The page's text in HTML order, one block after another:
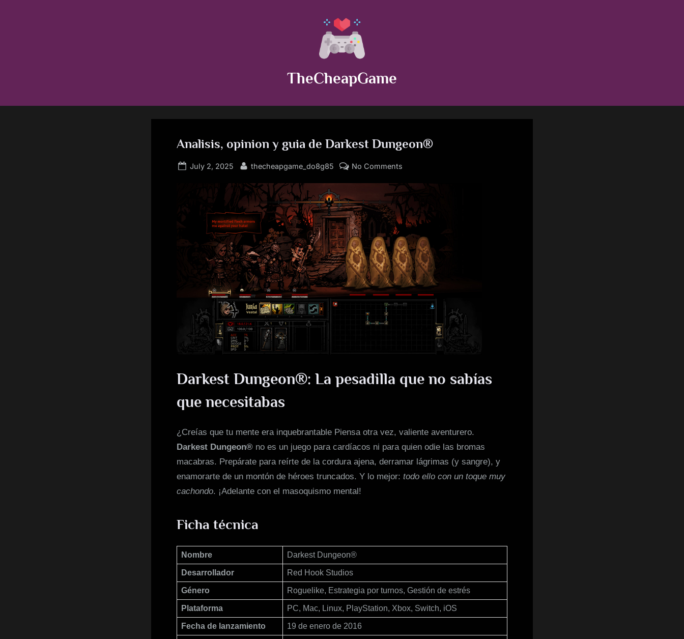
TheCheapGame
Analisis, opinion y guia de Darkest Dungeon®
Posted
July 2, 2025 By
thecheapgame_do8g85 No Comments
opinion
y
guia
de
Darkest
Dungeon®
Darkest Dungeon®: La pesadilla que no sabías
que necesitabas
¿Creías que tu mente era inquebrantable Piensa otra vez, valiente aventurero.
Darkest Dungeon® no es un juego para cardíacos ni para quien odie las bromas
macabras. Prepárate para reírte de la cordura ajena, derramar lágrimas (y sangre), y
enamorarte de un montón de héroes truncados. Y lo mejor: todo ello con un toque muy
cachondo. ¡Adelante con el masoquismo mental!
Ficha técnica
Nombre Darkest Dungeon®
Desarrollador Red Hook Studios
Género Roguelike, Estrategia por turnos, Gestión de estrés
Plataforma PC, Mac, Linux, PlayStation, Xbox, Switch, iOS
Fecha de lanzamiento 19 de enero de 2016